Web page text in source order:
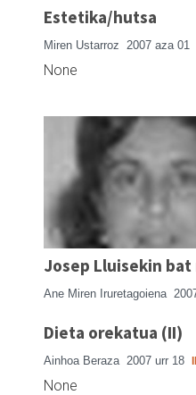
Estetika/hutsa
Miren Ustarroz 2007 aza 01
None
Josep Lluisekin
Ane Miren Iruretagoiena
Dieta orekatua (II)
Ainhoa Beraza 2007 urr 18
None